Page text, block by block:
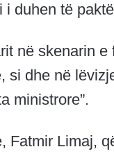
duhen të
në skenarin
dhe në
ministrore”.
Fatmir Limaj,